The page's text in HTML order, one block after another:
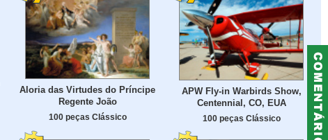
Aloria das Virtudes do Príncipe
Regente João
100 peças Clássico
APW Fly-in Warbirds Show,
Centennial, CO, EUA
100 peças Clássico